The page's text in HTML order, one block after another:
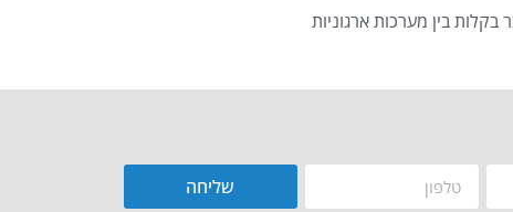
שליחה